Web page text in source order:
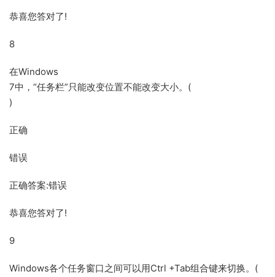
恭喜您答对了!
8
在Windows
7中，“任务栏”只能改变位置不能改变大小。(
)
正确
错误
正确答案:错误
恭喜您答对了!
9
Windows各个任务窗口之间可以用Ctrl +Tab组合键来切换。(